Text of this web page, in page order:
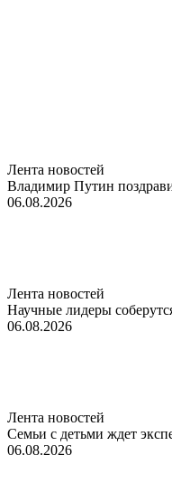
Лента новостей
Владимир Путин
06.08.2026
Лента новостей
Научные лидеры
06.08.2026
Лента новостей
Семьи с детьми ждет
06.08.2026